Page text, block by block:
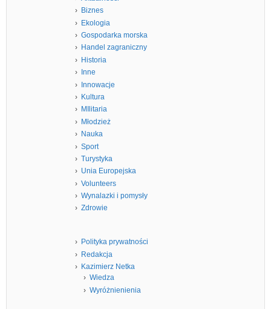
Biznes
Ekologia
Gospodarka morska
Handel zagraniczny
Historia
Inne
Innowacje
Kultura
MIlitaria
Młodzież
Nauka
Sport
Turystyka
Unia Europejska
Volunteers
Wynalazki i pomysły
Zdrowie
Polityka prywatności
Redakcja
Kazimierz Netka
Wiedza
Wyróżnienienia